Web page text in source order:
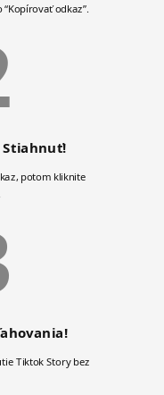
odkaz”.
potom kliknite
Tiktok Story bez